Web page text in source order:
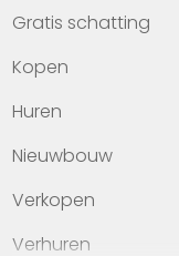
Gratis schatting
Kopen
Huren
Nieuwbouw
Verkopen
Verhuren